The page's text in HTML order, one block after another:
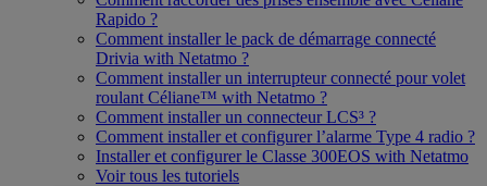
Rapido ?
Comment installer le pack de démarrage connecté
Drivia with Netatmo ?
Comment installer un interrupteur connecté pour volet
roulant Céliane™ with Netatmo ?
Comment installer un connecteur LCS³ ?
Comment installer et configurer l’alarme Type 4 radio ?
Installer et configurer le Classe 300EOS with Netatmo
Voir tous les tutoriels